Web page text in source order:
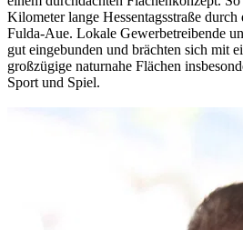
Kilometer lange Hessentagsstraße
Fulda-Aue. Lokale Gewerbetreibende
gut eingebunden und brächten sich mit
großzügige naturnahe Flächen
Sport und Spiel.